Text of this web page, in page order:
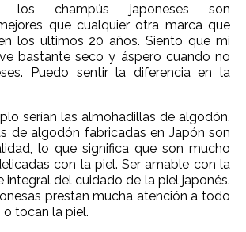
los champús japoneses son
que cualquier otra marca que
los últimos 20 años. Siento que mi
bastante seco y áspero cuando no
Puedo sentir la diferencia en la
serían las almohadillas de algodón.
de algodón fabricadas en Japón son
lo que significa que son mucho
con la piel. Ser amable con la
integral del cuidado de la piel japonés.
prestan mucha atención a todo
tocan la piel.